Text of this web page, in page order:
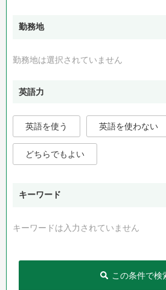
勤務地
勤務地は選択されていません
英語力
英語を使う 英語を使わない
どちらでもよい
キーワード
キーワードは入力されていません
この条件で検